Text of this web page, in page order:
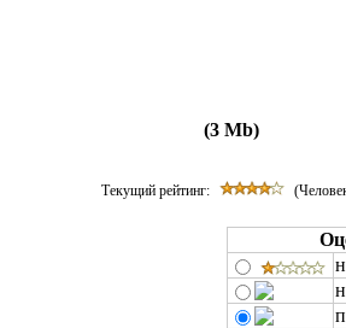
(3 Mb)
Текущий рейтинг: